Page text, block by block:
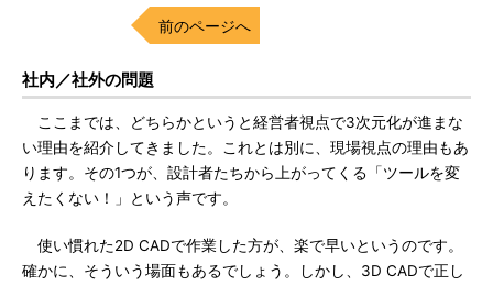
前のページへ
社内／社外の問題
ここまでは、どちらかというと経営者視点で3次元化が進まな
い理由を紹介してきました。これとは別に、現場視点の理由もあ
ります。その1つが、設計者たちから上がってくる「ツールを変
えたくない！」という声です。
使い慣れた2D CADで作業した方が、楽で早いというのです。
確かに、そういう場面もあるでしょう。しかし、3D CADで正し